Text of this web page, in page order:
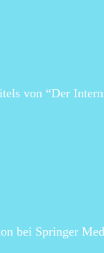
von “Der
bei Springer